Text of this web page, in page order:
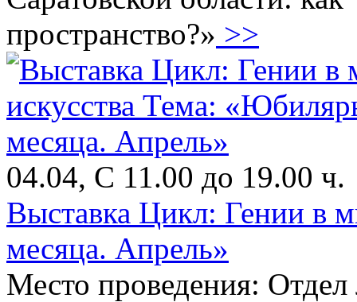
пространство?» >>
04.04, С 11.00 до 19.00 ч.
Выставка Цикл: Гении в
месяца. Апрель»
Место проведения: Отдел